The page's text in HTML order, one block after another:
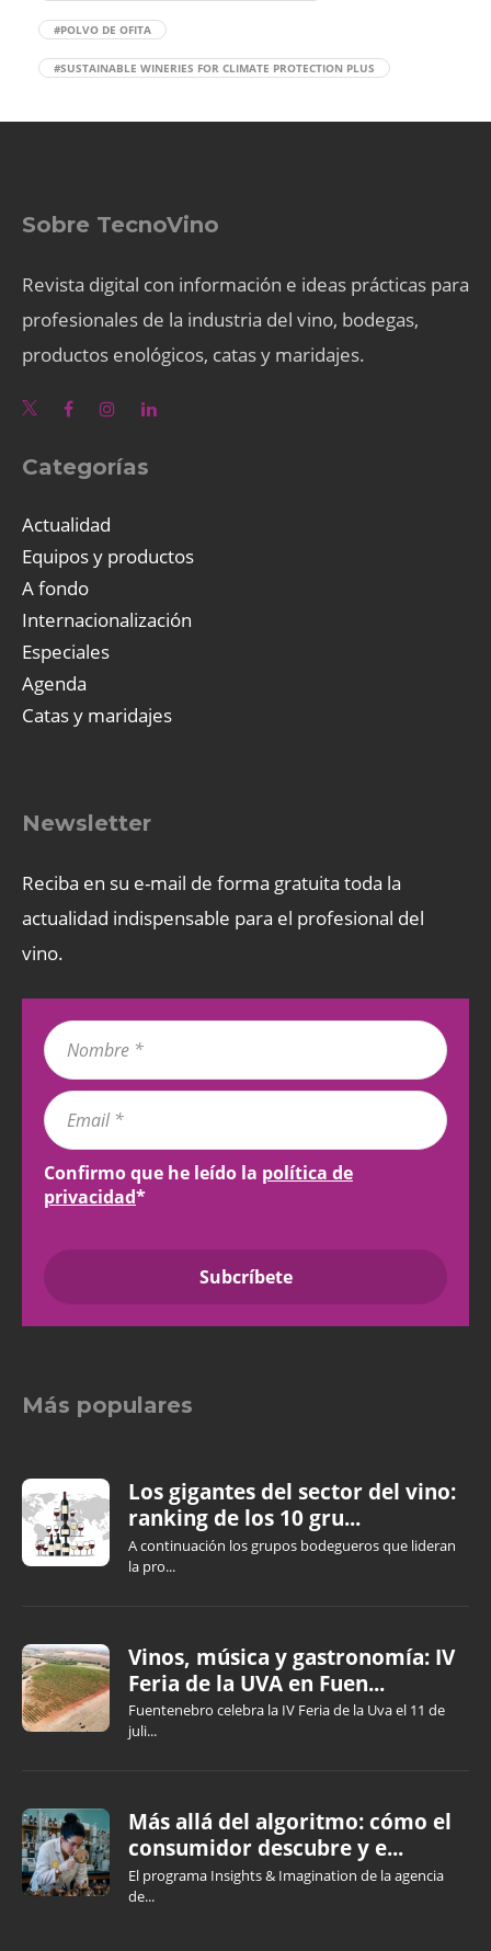
#POLVO DE OFITA
#SUSTAINABLE WINERIES FOR CLIMATE PROTECTION PLUS
Sobre TecnoVino
Revista digital con información e ideas prácticas para
profesionales de la industria del vino, bodegas,
productos enológicos, catas y maridajes.
Categorías
Actualidad
Equipos y productos
A fondo
Internacionalización
Especiales
Agenda
Catas y maridajes
Newsletter
Reciba en su e-mail de forma gratuita toda la
actualidad indispensable para el profesional del
vino.
Confirmo que he leído la política de
privacidad*
Más populares
Los gigantes del sector del vino:
ranking de los 10 gru...
A continuación los grupos bodegueros que lideran
la pro...
Vinos, música y gastronomía: IV
Feria de la UVA en Fuen...
Fuentenebro celebra la IV Feria de la Uva el 11 de
juli...
Más allá del algoritmo: cómo el
consumidor descubre y e...
El programa Insights & Imagination de la agencia
de...